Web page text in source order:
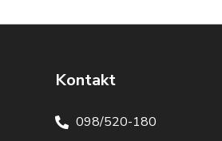
Kontakt
098/520-180